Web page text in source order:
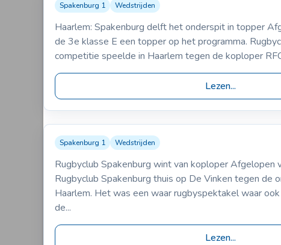
02-02-2005
RFC Haarlem VS Spakenburg 1
25-0
Spakenburg 1 Wedstrijden
Haarlem: Spakenburg delft het onderspit in topper
de 3e klasse E een topper op het programma.
competitie speelde in Haarlem tegen de koploper
Lezen...
23-11-2004
Spakenburg 1 VS RFC Haarlem
38-15
Spakenburg 1 Wedstrijden
Rugbyclub Spakenburg wint van koploper Afgelopen
Rugbyclub Spakenburg thuis op De Vinken tegen de
Haarlem. Het was een waar rugbyspektakel waar
de...
Lezen...